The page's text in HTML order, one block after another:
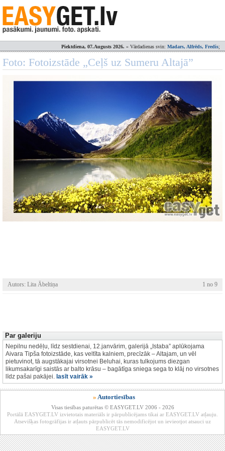
Piektdiena, 07.Augusts 2026. » Vārdadienas svin: Madars, Alfrēds, Fredis;
Foto: Fotoizstāde „Ceļš uz Sumeru Altajā”
Autors: Lita Ābeltiņa 1 no 9
Par galeriju
Nepilnu nedēļu, līdz sestdienai, 12.janvārim, galerijā „Istaba” aplūkojama
Aivara Tipša fotoizstāde, kas veltīta kalniem, precīzāk – Altajam, un vēl
pietuvinot, tā augstākajai virsotnei Beluhai, kuras tulkojums diezgan
likumsakarīgi saistās ar balto krāsu – bagātīga sniega sega to klāj no virsotnes
līdz pašai pakājei. lasīt vairāk »
» Autortiesības
Visas tiesības paturētas © EASYGET.LV 2006 - 2026
Portālā EASYGET.LV izvietotais materiāls ir pārpublicējams tikai ar EASYGET.LV atļauju.
Atsevišķas fotogrāfijas ir atļauts pārpublicēt tās nemodificējot un ievieotjot atsauci uz
EASYGET.LV